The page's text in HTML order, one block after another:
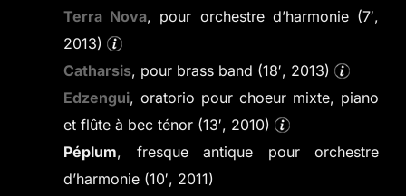
Terra Nova, pour orchestre d’harmonie (7′,
2013)
Catharsis, pour brass band (18′, 2013)
Edzengui, oratorio pour choeur mixte, piano
et flûte à bec ténor (13′, 2010)
Péplum, fresque antique pour orchestre
d’harmonie (10′, 2011)